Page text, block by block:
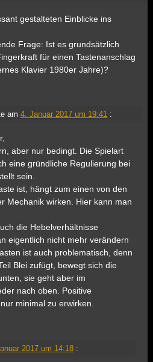
gestalteten Einblicke ins
Frage: Ist es grundsätzlich
für einen Tastenanschlag
Klavier 1980er Jahre)?
am 4. Januar 2017 um 19:41 :
aber nur bedingt. Die Spielart
eine gründliche Regulierung bei
sein.
ist, hängt zum einen von den
Mechanik wirken. Hier kann man
die Hebelverhältnisse
eigentlich nicht mehr verändern
ist auch problematisch, denn
Blei zufügt, bewegt sich die
sie geht aber im
nach oben. Positive
minimal zu erwirken.
2017 um 14:18 :